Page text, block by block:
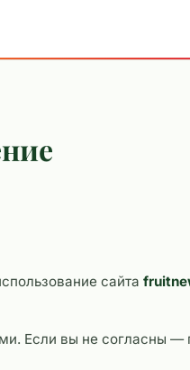
сайта
Если вы не согласны —